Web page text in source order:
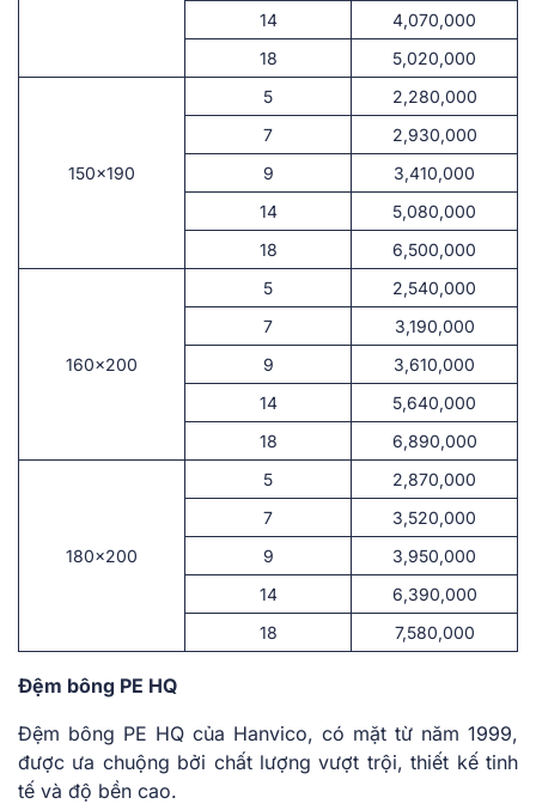
14
4,070,000
18
5,020,000
150×190
5
2,280,000
7
2,930,000
9
3,410,000
14
5,080,000
18
6,500,000
160×200
5
2,540,000
7
3,190,000
9
3,610,000
14
5,640,000
18
6,890,000
180×200
5
2,870,000
7
3,520,000
9
3,950,000
14
6,390,000
18
7,580,000
Đệm bông PE HQ
Đệm bông PE HQ của Hanvico, có mặt từ năm 1999,
được ưa chuộng bởi chất lượng vượt trội, thiết kế tinh
tế và độ bền cao.